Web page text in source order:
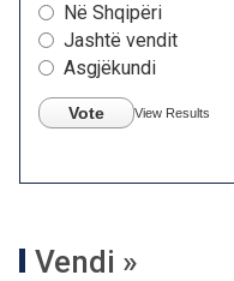
Në Shqipëri
Jashtë vendit
Asgjëkundi
Vote View Results
Vendi »